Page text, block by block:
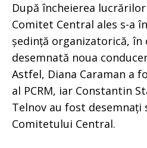
După încheierea
Comitet Central ales s-a
ședință organizatorică, în
desemnată noua
Astfel, Diana Caraman a
al PCRM, iar Constantin
Telnov au fost desemnați
Comitetului Central.